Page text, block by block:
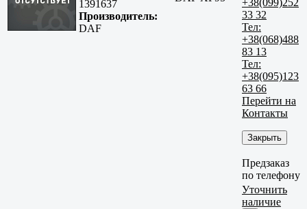
1391637
Производитель:
DAF
33 32
Тел:
+38(068)488
83 13
Тел:
+38(095)123
63 66
Перейти на
Контакты
Закрыть
Предзаказ
по телефону
Уточнить
наличие